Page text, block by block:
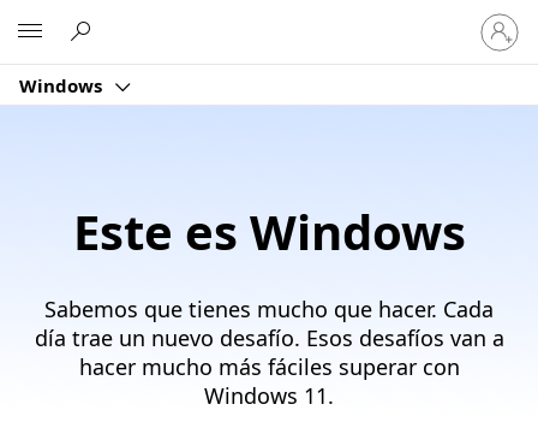
Windows
Inicia
sesión
en
cuenta
Este es Windows
Sabemos que tienes mucho que hacer. Cada
día trae un nuevo desafío. Esos desafíos van a
hacer mucho más fáciles superar con
Windows 11.